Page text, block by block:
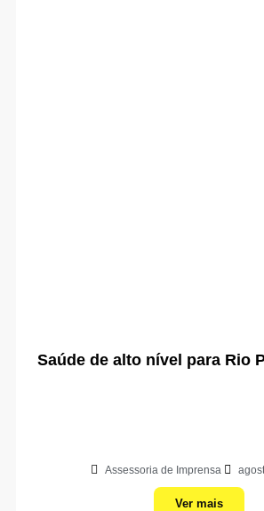
Saúde de alto nível para Rio
Assessoria de Imprensa
Ver mais